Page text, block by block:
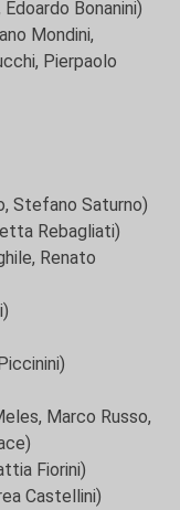
Bonanini)
Mondini,
Pierpaolo
Stefano Saturno)
Rebagliati)
Renato
Marco Russo,
Fiorini)
Castellini)